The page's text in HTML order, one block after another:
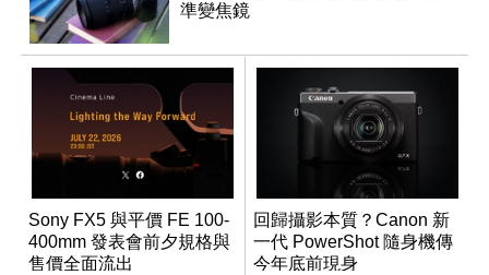
準變焦鏡
Sony FX5 與平價 FE 100-
400mm 發表會前夕規格與
售價全面流出
回歸攝影本質？Canon 新
一代 PowerShot 隨身機傳
今年底前現身